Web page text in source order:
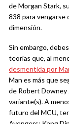
de Morgan Stark,
838 para vengarse
dimensión.
Sin embargo,
teorías que, al
desmentida por
Man es más que
de Robert Downey
variante(s). A
futuro del MCU,